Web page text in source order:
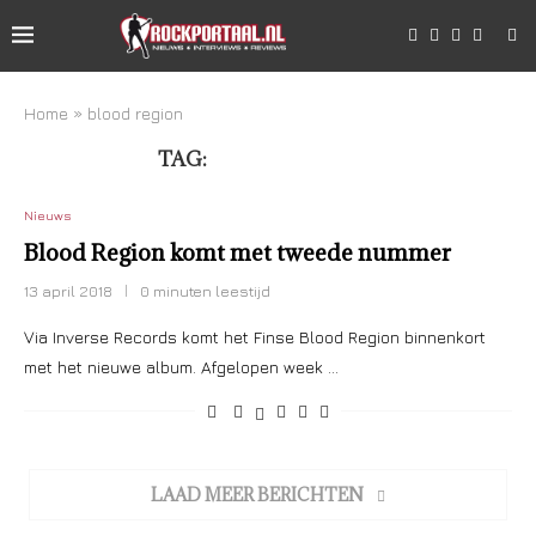
Home » blood region
TAG:
Nieuws
Blood Region komt met tweede nummer
13 april 2018 0 minuten leestijd
Via Inverse Records komt het Finse Blood Region binnenkort
met het nieuwe album. Afgelopen week …
LAAD MEER BERICHTEN